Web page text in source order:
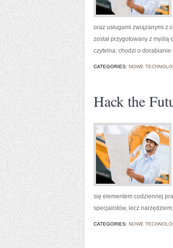
oraz usługami związanymi z
został przygotowany z
czytelna: chodzi o dorabianie
CATEGORIES: NOWE
Hack the
się elementem codziennej
specjalistów, lecz
CATEGORIES: NOWE